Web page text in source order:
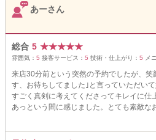
あーさん
総合 5 ★★★★★
雰囲気： 5 接客サービス： 5 技術・仕上がり： 5 メ
来店30分前という突然の予約でしたが、笑
す、お待ちしてました｣と言っていただい
すごく真剣に考えてくださってキレイに仕
あっという間に感じました。とても素敵な